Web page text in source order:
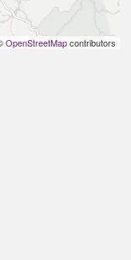
OpenStreetMapcontributors